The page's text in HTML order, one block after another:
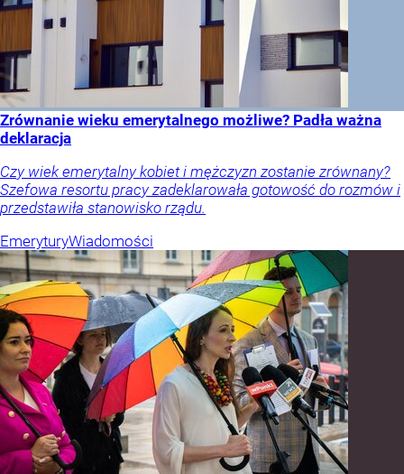
Zrównanie wieku emerytalnego możliwe? Padła ważna
deklaracja
Czy wiek emerytalny kobiet i mężczyzn zostanie zrównany?
Szefowa resortu pracy zadeklarowała gotowość do rozmów i
przedstawiła stanowisko rządu.
EmeryturyWiadomości